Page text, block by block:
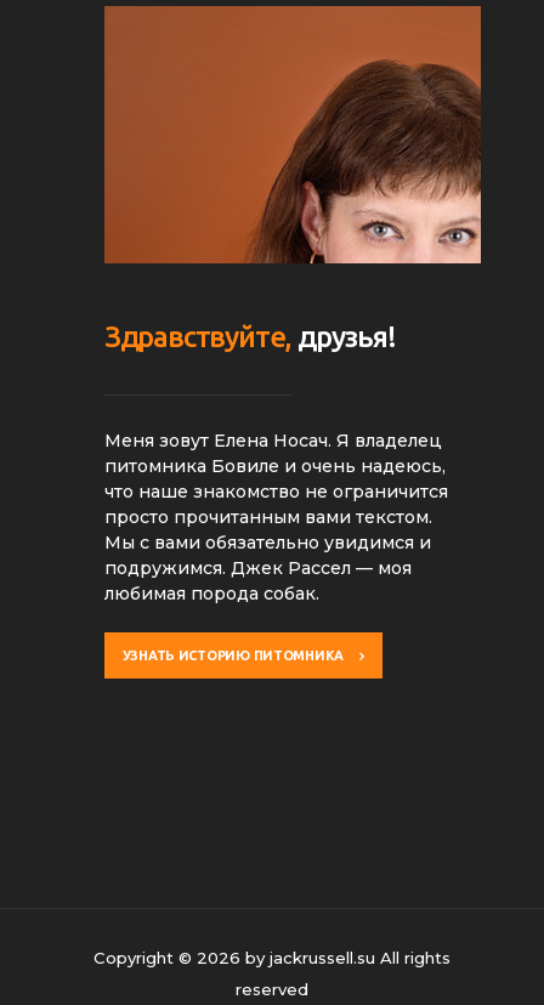
Здравствуйте, друзья!
Меня зовут Елена Носач. Я владелец
питомника Бовиле и очень надеюсь,
что наше знакомство не ограничится
просто прочитанным вами текстом.
Мы с вами обязательно увидимся и
подружимся. Джек Рассел — моя
любимая порода собак.
УЗНАТЬ ИСТОРИЮ ПИТОМНИКА
Copyright © 2026 by jackrussell.su All rights
reserved